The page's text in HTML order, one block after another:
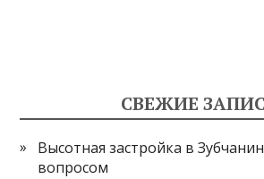
СВЕЖИЕ
Высотная застройка в
вопросом